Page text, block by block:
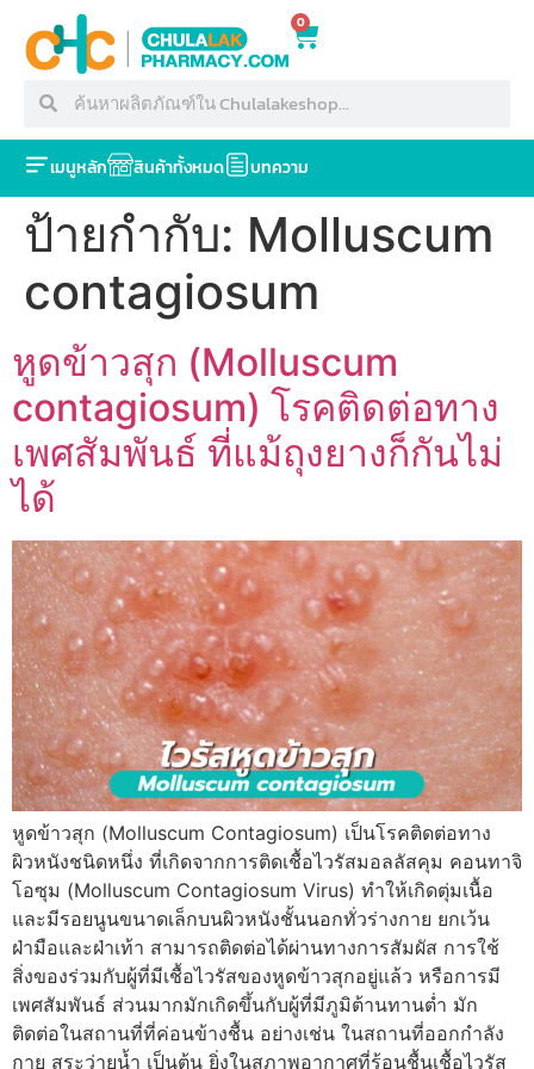
0
เมนูหลัก สินค้าทั้งหมด บทความ
ป้ายกำกับ: Molluscum
contagiosum
หูดข้าวสุก (Molluscum
contagiosum) โรคติดต่อทาง
เพศสัมพันธ์ ที่แม้ถุงยางก็กันไม่
ได้
หูดข้าวสุก (Molluscum Contagiosum) เป็นโรคติดต่อทาง
ผิวหนังชนิดหนึ่ง ที่เกิดจากการติดเชื้อไวรัสมอลลัสคุม คอนทาจิ
โอซุม (Molluscum Contagiosum Virus) ทำให้เกิดตุ่มเนื้อ
และมีรอยนูนขนาดเล็กบนผิวหนังชั้นนอกทั่วร่างกาย ยกเว้น
ฝ่ามือและฝ่าเท้า สามารถติดต่อได้ผ่านทางการสัมผัส การใช้
สิ่งของร่วมกับผู้ที่มีเชื้อไวรัสของหูดข้าวสุกอยู่แล้ว หรือการมี
เพศสัมพันธ์ ส่วนมากมักเกิดขึ้นกับผู้ที่มีภูมิต้านทานต่ำ มัก
ติดต่อในสถานที่ที่ค่อนข้างชื้น อย่างเช่น ในสถานที่ออกกำลัง
กาย สระว่ายน้ำ เป็นต้น ยิ่งในสภาพอากาศที่ร้อนชื้นเชื้อไวรัส